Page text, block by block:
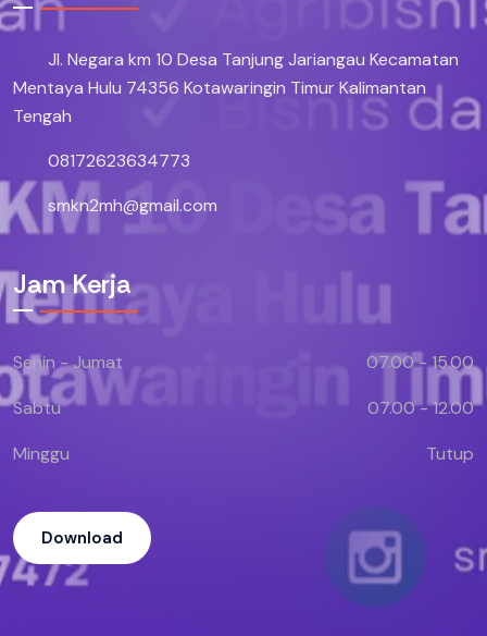
Jl. Negara km 10 Desa Tanjung Jariangau Kecamatan
Mentaya Hulu 74356 Kotawaringin Timur Kalimantan
Tengah
08172623634773
smkn2mh@gmail.com
Jam Kerja
Senin - Jumat
07.00 - 15.00
Sabtu
07.00 - 12.00
Minggu
Tutup
Download